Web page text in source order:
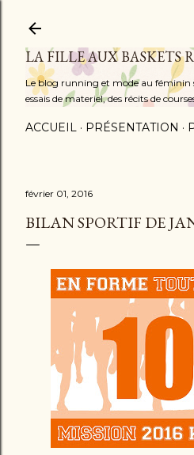
LA FILLE AUX BASKETS
Le blog running et mode au féminin
essais de materiel, des récits de
ACCUEIL PRÉSENTATION
février 01, 2016
BILAN SPORTIF DE